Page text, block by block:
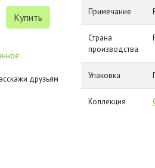
друзьям
Примечание
Страна
производства
Упаковка
Коллекция